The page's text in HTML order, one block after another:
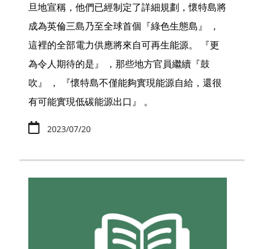
旦地宣稱，他們已經制定了詳細規劃，懷特島將
成為英倫三島乃至全球首個『綠色生態島』 ，
這裡的全部電力供應將來自可再生能源。 『更
為令人期待的是』 ，那些地方官員繼續『鼓
吹』 ， 『懷特島不僅能夠實現能源自給，還很
有可能實現低碳能源出口』 。
2023/07/20